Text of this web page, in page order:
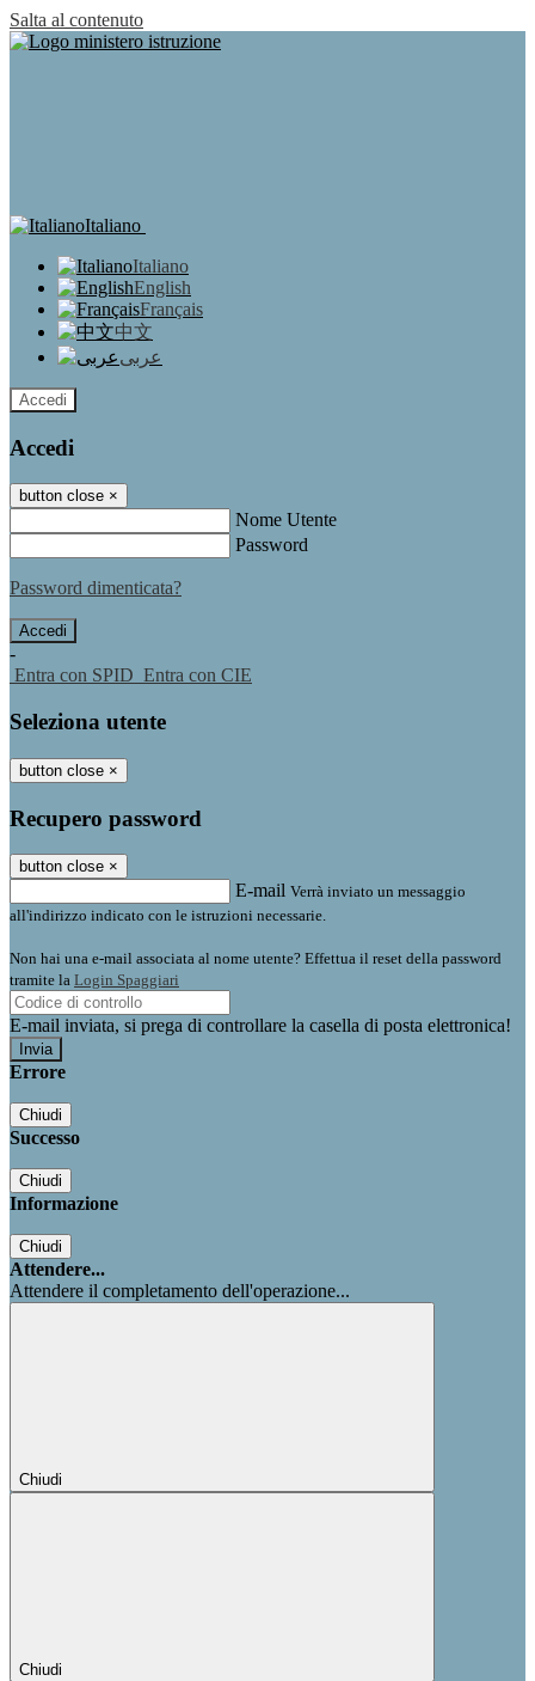
Salta al contenuto
Italiano
Italiano
English
Français
中文
عربى
Accedi
Accedi
button close ×
Nome Utente
Password
Password dimenticata?
-
Entra con SPID Entra con CIE
Seleziona utente
button close ×
Recupero password
button close ×
E-mail Verrà inviato un messaggio
all'indirizzo indicato con le istruzioni necessarie.
Non hai una e-mail associata al nome utente? Effettua il reset della password
tramite la Login Spaggiari
E-mail inviata, si prega di controllare la casella di posta elettronica!
Errore
Chiudi
Successo
Chiudi
Informazione
Chiudi
Attendere...
Attendere il completamento dell'operazione...
Chiudi
Chiudi